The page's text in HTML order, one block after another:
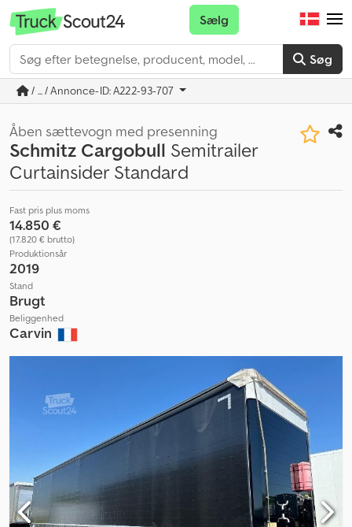
Søg
Sælg
/ ... / Annonce-ID: A222-93-707
Åben sættevogn med presenning
Schmitz Cargobull Semitrailer
Curtainsider Standard
Fast pris plus moms
14.850 €
(17.820 € brutto)
Produktionsår
2019
Stand
Brugt
Beliggenhed
Carvin